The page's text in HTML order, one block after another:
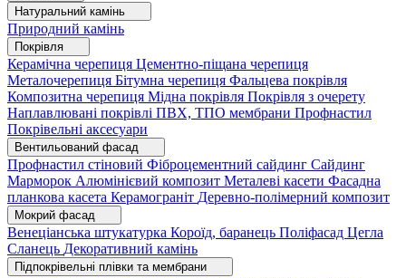
Натуральний камінь
Природний камінь
Покрівля
Керамічна черепиця Цементно-піщана черепиця
Металочерепиця Бітумна черепиця Фальцева покрівля
Композитна черепиця Мідна покрівля Покрівля з очерету
Наплавлювані покрівлі ПВХ, ТПО мембрани Профнастил
Покрівельні аксесуари
Вентильований фасад
Профнастил стіновий Фіброцементний сайдинг Сайдинг
Марморок Алюмінієвий композит Металеві касети Фасадна
планкова касета Керамограніт Деревно-полімерний композит
Мокрий фасад
Венеціанська штукатурка Короїд, баранець Поліфасад Цегла
Сланець Декоративний камінь
Підпокрівельні плівки та мембрани